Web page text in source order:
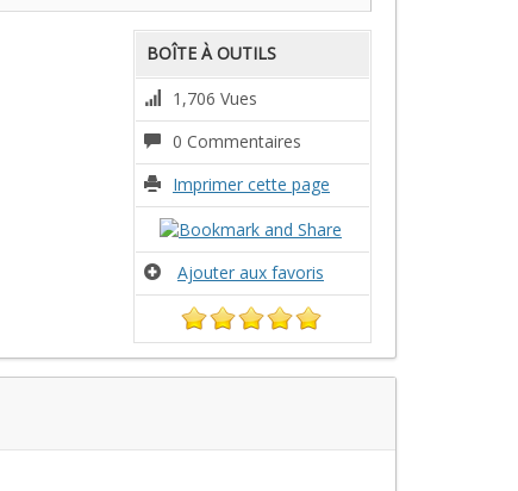
BOÎTE À OUTILS
1,706 Vues
0 Commentaires
Imprimer cette page
Ajouter aux favoris